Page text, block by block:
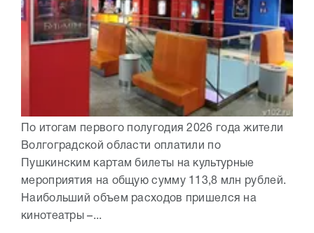
По итогам первого полугодия 2026 года жители
Волгоградской области оплатили по
Пушкинским картам билеты на культурные
мероприятия на общую сумму 113,8 млн рублей.
Наибольший объем расходов пришелся на
кинотеатры –...